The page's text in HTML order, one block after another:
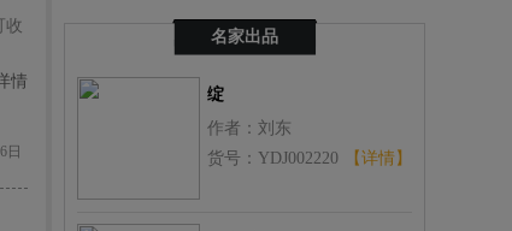
收
情
日
名家出品
绽
作者：刘东
货号：YDJ002220
【详情】